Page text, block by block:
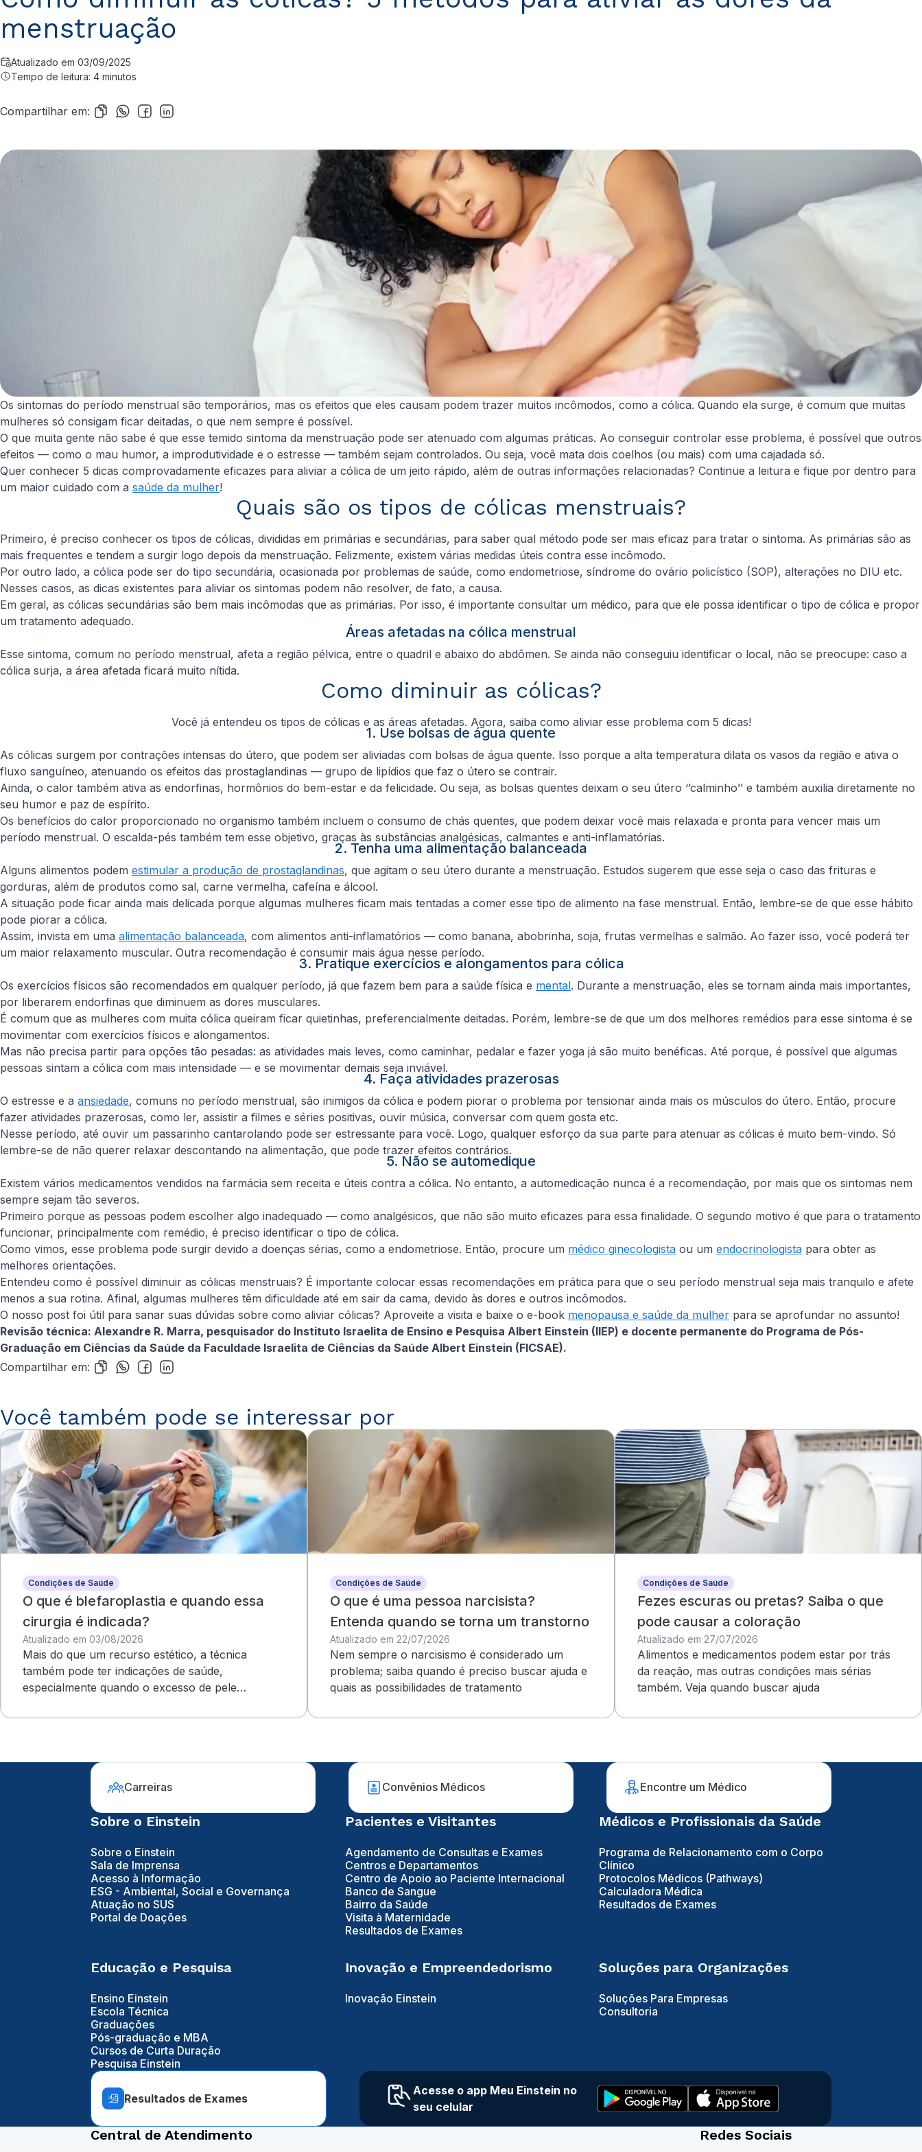
menstruação
Atualizado em 03/09/2025
Tempo de leitura: 4 minutos
Compartilhar em:
Os sintomas do período menstrual são temporários, mas os efeitos que eles causam podem trazer muitos incômodos, como a cólica. Quando ela surge, é comum que muitas
mulheres só consigam ficar deitadas, o que nem sempre é possível.
O que muita gente não sabe é que esse temido sintoma da menstruação pode ser atenuado com algumas práticas. Ao conseguir controlar esse problema, é possível que outros
efeitos — como o mau humor, a improdutividade e o estresse — também sejam controlados. Ou seja, você mata dois coelhos (ou mais) com uma cajadada só.
Quer conhecer 5 dicas comprovadamente eficazes para aliviar a cólica de um jeito rápido, além de outras informações relacionadas? Continue a leitura e fique por dentro para
um maior cuidado com a saúde da mulher!
Quais são os tipos de cólicas menstruais?
Primeiro, é preciso conhecer os tipos de cólicas, divididas em primárias e secundárias, para saber qual método pode ser mais eficaz para tratar o sintoma. As primárias são as
mais frequentes e tendem a surgir logo depois da menstruação. Felizmente, existem várias medidas úteis contra esse incômodo.
Por outro lado, a cólica pode ser do tipo secundária, ocasionada por problemas de saúde, como endometriose, síndrome do ovário policístico (SOP), alterações no DIU etc.
Nesses casos, as dicas existentes para aliviar os sintomas podem não resolver, de fato, a causa.
Em geral, as cólicas secundárias são bem mais incômodas que as primárias. Por isso, é importante consultar um médico, para que ele possa identificar o tipo de cólica e propor
um tratamento adequado.
Áreas afetadas na cólica menstrual
Esse sintoma, comum no período menstrual, afeta a região pélvica, entre o quadril e abaixo do abdômen. Se ainda não conseguiu identificar o local, não se preocupe: caso a
cólica surja, a área afetada ficará muito nítida.
Como diminuir as cólicas?
Você já entendeu os tipos de cólicas e as áreas afetadas. Agora, saiba como aliviar esse problema com 5 dicas!
1. Use bolsas de água quente
As cólicas surgem por contrações intensas do útero, que podem ser aliviadas com bolsas de água quente. Isso porque a alta temperatura dilata os vasos da região e ativa o
fluxo sanguíneo, atenuando os efeitos das prostaglandinas — grupo de lipídios que faz o útero se contrair.
Ainda, o calor também ativa as endorfinas, hormônios do bem-estar e da felicidade. Ou seja, as bolsas quentes deixam o seu útero ‘’calminho’’ e também auxilia diretamente no
seu humor e paz de espírito.
Os benefícios do calor proporcionado no organismo também incluem o consumo de chás quentes, que podem deixar você mais relaxada e pronta para vencer mais um
período menstrual. O escalda-pés também tem esse objetivo, graças às substâncias analgésicas, calmantes e anti-inflamatórias.
2. Tenha uma alimentação balanceada
Alguns alimentos podem estimular a produção de prostaglandinas, que agitam o seu útero durante a menstruação. Estudos sugerem que esse seja o caso das frituras e
gorduras, além de produtos como sal, carne vermelha, cafeína e álcool.
A situação pode ficar ainda mais delicada porque algumas mulheres ficam mais tentadas a comer esse tipo de alimento na fase menstrual. Então, lembre-se de que esse hábito
pode piorar a cólica.
Assim, invista em uma alimentação balanceada, com alimentos anti-inflamatórios — como banana, abobrinha, soja, frutas vermelhas e salmão. Ao fazer isso, você poderá ter
um maior relaxamento muscular. Outra recomendação é consumir mais água nesse período.
3. Pratique exercícios e alongamentos para cólica
Os exercícios físicos são recomendados em qualquer período, já que fazem bem para a saúde física e mental. Durante a menstruação, eles se tornam ainda mais importantes,
por liberarem endorfinas que diminuem as dores musculares.
É comum que as mulheres com muita cólica queiram ficar quietinhas, preferencialmente deitadas. Porém, lembre-se de que um dos melhores remédios para esse sintoma é se
movimentar com exercícios físicos e alongamentos.
Mas não precisa partir para opções tão pesadas: as atividades mais leves, como caminhar, pedalar e fazer yoga já são muito benéficas. Até porque, é possível que algumas
pessoas sintam a cólica com mais intensidade — e se movimentar demais seja inviável.
4. Faça atividades prazerosas
O estresse e a ansiedade, comuns no período menstrual, são inimigos da cólica e podem piorar o problema por tensionar ainda mais os músculos do útero. Então, procure
fazer atividades prazerosas, como ler, assistir a filmes e séries positivas, ouvir música, conversar com quem gosta etc.
Nesse período, até ouvir um passarinho cantarolando pode ser estressante para você. Logo, qualquer esforço da sua parte para atenuar as cólicas é muito bem-vindo. Só
lembre-se de não querer relaxar descontando na alimentação, que pode trazer efeitos contrários.
5. Não se automedique
Existem vários medicamentos vendidos na farmácia sem receita e úteis contra a cólica. No entanto, a automedicação nunca é a recomendação, por mais que os sintomas nem
sempre sejam tão severos.
Primeiro porque as pessoas podem escolher algo inadequado — como analgésicos, que não são muito eficazes para essa finalidade. O segundo motivo é que para o tratamento
funcionar, principalmente com remédio, é preciso identificar o tipo de cólica.
Como vimos, esse problema pode surgir devido a doenças sérias, como a endometriose. Então, procure um médico ginecologista ou um endocrinologista para obter as
melhores orientações.
Entendeu como é possível diminuir as cólicas menstruais? É importante colocar essas recomendações em prática para que o seu período menstrual seja mais tranquilo e afete
menos a sua rotina. Afinal, algumas mulheres têm dificuldade até em sair da cama, devido às dores e outros incômodos.
O nosso post foi útil para sanar suas dúvidas sobre como aliviar cólicas? Aproveite a visita e baixe o e-book menopausa e saúde da mulher para se aprofundar no assunto!
Revisão técnica: Alexandre R. Marra, pesquisador do Instituto Israelita de Ensino e Pesquisa Albert Einstein (IIEP) e docente permanente do Programa de Pós-
Graduação em Ciências da Saúde da Faculdade Israelita de Ciências da Saúde Albert Einstein (FICSAE).
Compartilhar em:
Você também pode se interessar por
Condições de Saúde
O que é blefaroplastia e quando essa
cirurgia é indicada?
Atualizado em 03/08/2026
Mais do que um recurso estético, a técnica
também pode ter indicações de saúde,
especialmente quando o excesso de pele
Condições de Saúde
O que é uma pessoa narcisista?
Entenda quando se torna um transtorno
Atualizado em 22/07/2026
Nem sempre o narcisismo é considerado um
problema; saiba quando é preciso buscar ajuda e
quais as possibilidades de tratamento
Condições de Saúde
Fezes escuras ou pretas? Saiba o que
pode causar a coloração
Atualizado em 27/07/2026
Alimentos e medicamentos podem estar por trás
da reação, mas outras condições mais sérias
também. Veja quando buscar ajuda
Carreiras Convênios Médicos Encontre um Médico
Sobre o Einstein
Sobre o Einstein
Sala de Imprensa
Acesso à Informação
ESG - Ambiental, Social e Governança
Atuação no SUS
Portal de Doações
Pacientes e Visitantes
Agendamento de Consultas e Exames
Centros e Departamentos
Centro de Apoio ao Paciente Internacional
Banco de Sangue
Bairro da Saúde
Visita à Maternidade
Resultados de Exames
Médicos e Profissionais da Saúde
Programa de Relacionamento com o Corpo
Clínico
Protocolos Médicos (Pathways)
Calculadora Médica
Resultados de Exames
Educação e Pesquisa
Ensino Einstein
Escola Técnica
Graduações
Pós-graduação e MBA
Cursos de Curta Duração
Pesquisa Einstein
Inovação e Empreendedorismo
Inovação Einstein
Soluções para Organizações
Soluções Para Empresas
Consultoria
Resultados de Exames
Acesse o app Meu Einstein no
seu celular
Central de Atendimento Redes Sociais